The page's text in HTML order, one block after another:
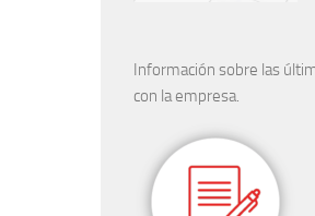
Información sobre las
con la empresa.